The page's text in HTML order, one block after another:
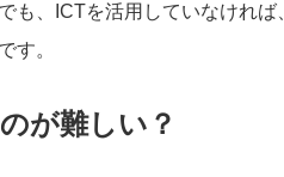
も、ICTを活用していなければ
す。
が難しい？